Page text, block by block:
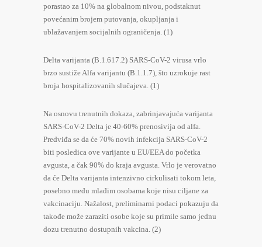
porastao za 10% na globalnom nivou, podstaknut
povećanim brojem putovanja, okupljanja i
ublažavanjem socijalnih ograničenja. (1)
Delta varijanta (B.1.617.2) SARS-CoV-2 virusa vrlo
brzo sustiže Alfa varijantu (B.1.1.7), što uzrokuje rast
broja hospitalizovanih slučajeva. (1)
Na osnovu trenutnih dokaza, zabrinjavajuća varijanta
SARS-CoV-2 Delta je 40-60% prenosivija od alfa.
Predviđa se da će 70% novih infekcija SARS-CoV-2
biti posledica ove varijante u EU/EEA do početka
avgusta, a čak 90% do kraja avgusta. Vrlo je verovatno
da će Delta varijanta intenzivno cirkulisati tokom leta,
posebno među mlađim osobama koje nisu ciljane za
vakcinaciju. Nažalost, preliminarni podaci pokazuju da
takođe može zaraziti osobe koje su primile samo jednu
dozu trenutno dostupnih vakcina. (2)